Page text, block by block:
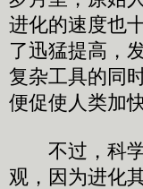
进化的速度也
了迅猛提高，
复杂工具的同
便促使人类加
不过，科学
观，因为进化